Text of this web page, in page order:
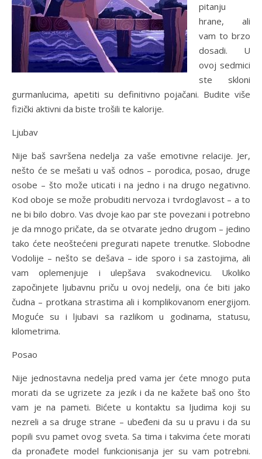
pitanju
hrane, ali
vam to brzo
dosadi. U
ovoj sedmici
ste skloni
gurmanlucima, apetiti su definitivno pojačani. Budite više
fizički aktivni da biste trošili te kalorije.
Ljubav
Nije baš savršena nedelja za vaše emotivne relacije. Jer,
nešto će se mešati u vaš odnos – porodica, posao, druge
osobe – što može uticati i na jedno i na drugo negativno.
Kod oboje se može probuditi nervoza i tvrdoglavost – a to
ne bi bilo dobro. Vas dvoje kao par ste povezani i potrebno
je da mnogo pričate, da se otvarate jedno drugom – jedino
tako ćete neoštećeni pregurati napete trenutke. Slobodne
Vodolije – nešto se dešava – ide sporo i sa zastojima, ali
vam oplemenjuje i ulepšava svakodnevicu. Ukoliko
započinjete ljubavnu priču u ovoj nedelji, ona će biti jako
čudna – protkana strastima ali i komplikovanom energijom.
Moguće su i ljubavi sa razlikom u godinama, statusu,
kilometrima.
Posao
Nije jednostavna nedelja pred vama jer ćete mnogo puta
morati da se ugrizete za jezik i da ne kažete baš ono što
vam je na pameti. Bićete u kontaktu sa ljudima koji su
nezreli a sa druge strane – ubeđeni da su u pravu i da su
popili svu pamet ovog sveta. Sa tima i takvima ćete morati
da pronađete model funkcionisanja jer su vam potrebni.